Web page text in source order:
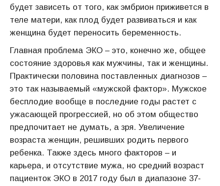
будет зависеть от того, как эмбрион приживется в
теле матери, как плод будет развиваться и как
женщина будет переносить беременность.
Главная проблема ЭКО – это, конечно же, общее
состояние здоровья как мужчины, так и женщины.
Практически половина поставленных диагнозов –
это так называемый «мужской фактор». Мужское
бесплодие вообще в последние годы растет с
ужасающей прогрессией, но об этом общество
предпочитает не думать, а зря. Увеличение
возраста женщин, решивших родить первого
ребенка. Также здесь много факторов – и
карьера, и отсутствие мужа, но средний возраст
пациенток ЭКО в 2017 году был в диапазоне 37-